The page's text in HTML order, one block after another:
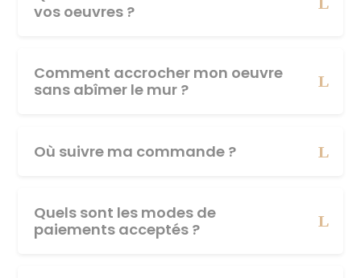
vos oeuvres ?
Comment accrocher mon oeuvre
sans abîmer le mur ?
Où suivre ma commande ?
Quels sont les modes de
paiements acceptés ?